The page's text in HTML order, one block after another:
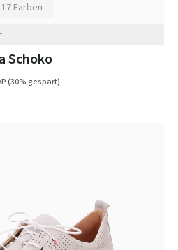
17 Farben
Schoko
(30% gespart)